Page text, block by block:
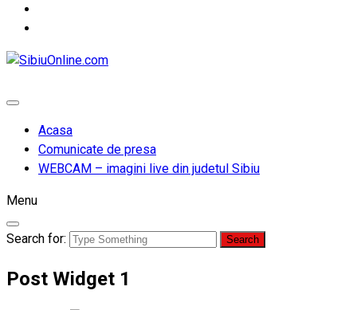
Acasa
Comunicate de presa
WEBCAM – imagini live din judetul Sibiu
Menu
Search for:
Post Widget 1